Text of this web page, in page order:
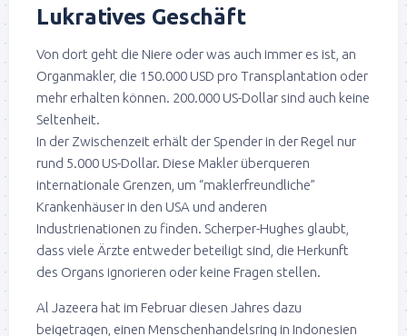
Lukratives Geschäft
Von dort geht die Niere oder was auch immer es ist, an
Organmakler, die 150.000 USD pro Transplantation oder
mehr erhalten können. 200.000 US-Dollar sind auch keine
Seltenheit.
In der Zwischenzeit erhält der Spender in der Regel nur
rund 5.000 US-Dollar. Diese Makler überqueren
internationale Grenzen, um “maklerfreundliche”
Krankenhäuser in den USA und anderen
Industrienationen zu finden. Scherper-Hughes glaubt,
dass viele Ärzte entweder beteiligt sind, die Herkunft
des Organs ignorieren oder keine Fragen stellen.
Al Jazeera hat im Februar diesen Jahres dazu
beigetragen, einen Menschenhandelsring in Indonesien